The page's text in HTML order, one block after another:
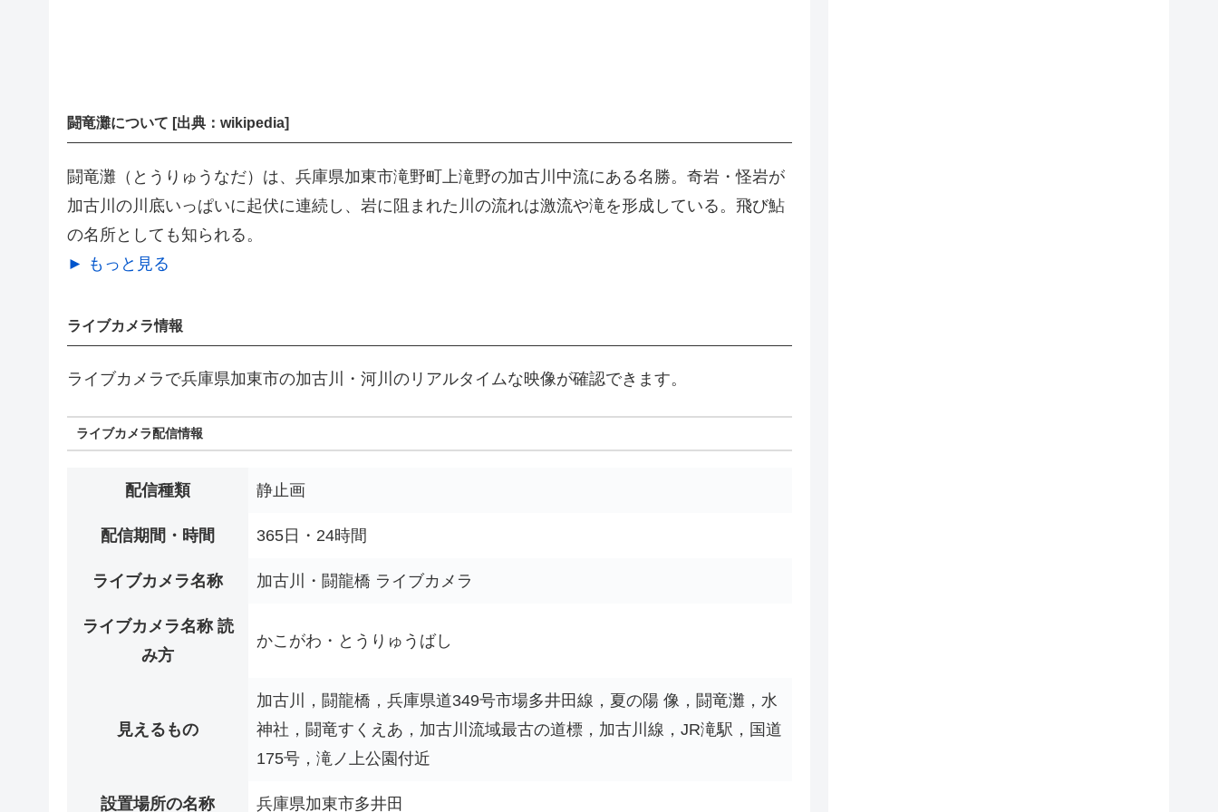
闘竜灘について [出典：wikipedia]
闘竜灘（とうりゅうなだ）は、兵庫県加東市滝野町上滝野の加古川中流にある名勝。奇岩・怪岩が
加古川の川底いっぱいに起伏に連続し、岩に阻まれた川の流れは激流や滝を形成している。飛び鮎
の名所としても知られる。
► もっと見る
ライブカメラ情報
ライブカメラで兵庫県加東市の加古川・河川のリアルタイムな映像が確認できます。
ライブカメラ配信情報
配信種類 静止画
配信期間・時間 365日・24時間
ライブカメラ名称 加古川・闘龍橋 ライブカメラ
ライブカメラ名称 読
み方
かこがわ・とうりゅうばし
見えるもの
加古川，闘龍橋，兵庫県道349号市場多井田線，夏の陽 像，闘竜灘，水
神社，闘竜すくえあ，加古川流域最古の道標，加古川線，JR滝駅，国道
175号，滝ノ上公園付近
設置場所の名称 兵庫県加東市多井田